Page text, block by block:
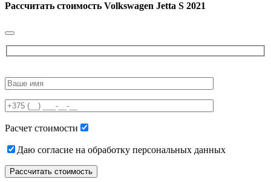
Рассчитать стоимость Volkswagen Jetta S 2021
leave
field
empty.
Расчет стоимости
Даю согласие на обработку персональных данных